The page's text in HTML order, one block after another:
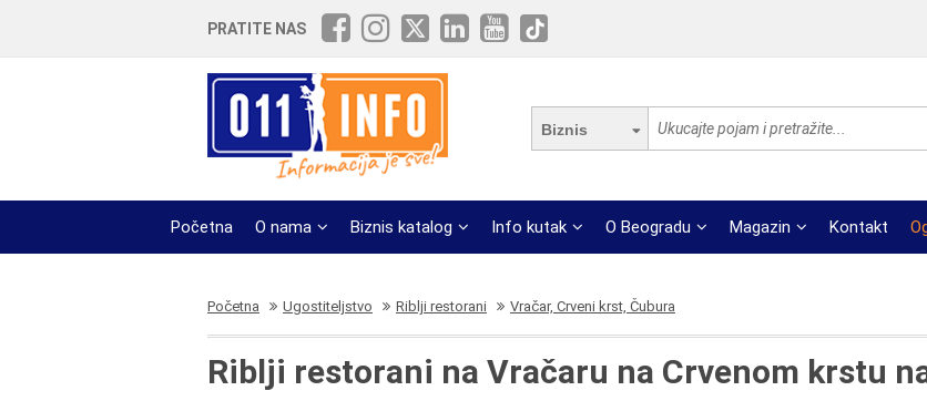
PRATITE NAS
Biznis
Početna O nama Biznis katalog Info kutak O Beogradu Magazin Kontakt
Početna Ugostiteljstvo Riblji restorani Vračar, Crveni krst, Čubura
Riblji restorani na Vračaru na Crvenom krstu